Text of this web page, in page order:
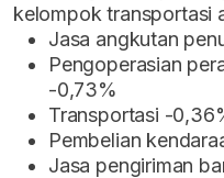
kelompok transportasi
Jasa angkutan
Pengoperasian
-0,73%
Transportasi -
Pembelian
Jasa pengiriman